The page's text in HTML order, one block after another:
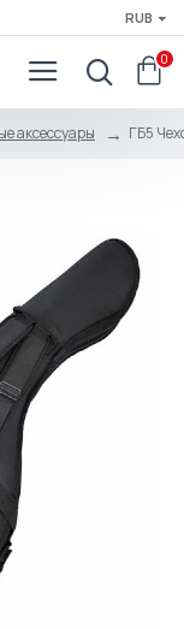
RUB
0
аксессуары ГБ5